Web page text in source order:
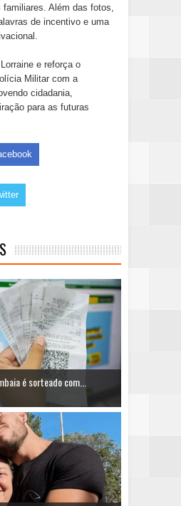
familiares. Além das fotos,
de incentivo e uma
e reforça o
Militar com a
cidadania,
para as futuras
é sorteado com...